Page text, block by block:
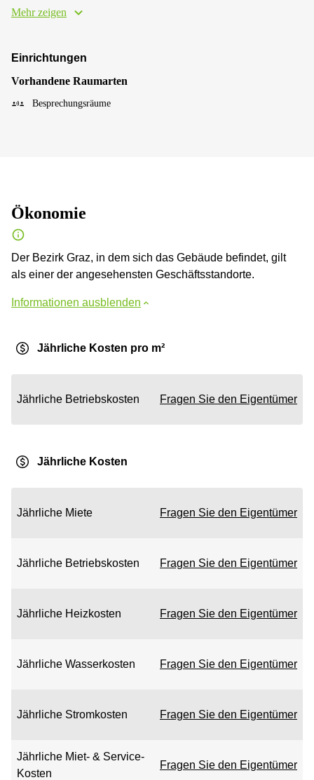
Mehr zeigen
Einrichtungen
Vorhandene Raumarten
Besprechungsräume
Ökonomie
Der Bezirk Graz, in dem sich das Gebäude befindet, gilt
als einer der angesehensten Geschäftsstandorte.
Informationen ausblenden
Jährliche Kosten pro m²
Jährliche Betriebskosten Fragen Sie den Eigentümer
Jährliche Kosten
Jährliche Miete Fragen Sie den Eigentümer
Jährliche Betriebskosten Fragen Sie den Eigentümer
Jährliche Heizkosten Fragen Sie den Eigentümer
Jährliche Wasserkosten Fragen Sie den Eigentümer
Jährliche Stromkosten Fragen Sie den Eigentümer
Jährliche Miet- & Service-
Kosten
Fragen Sie den Eigentümer